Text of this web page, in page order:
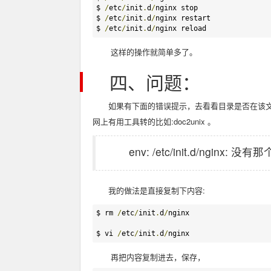
$ /etc/init .d /nginx stop
$ /etc/init .d /nginx restart
$ /etc/init .d /nginx reload
这样的操作就简单多了。
四、问题：
如果有下面的错误提示，去看看目录是否在
网上有用工具转的比如:doc2unix 。
env: /etc/init.d/nginx: 没有那
我的做法是直接复制下内容:
$ rm /etc/init .d /nginx
$ vi /etc/init .d /nginx
再把内容复制进去，保存，